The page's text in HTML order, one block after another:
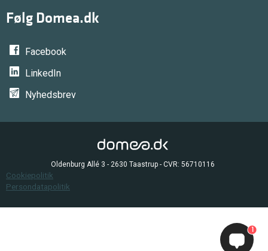
Følg Domea.dk
Facebook
LinkedIn
Nyhedsbrev
Oldenburg Allé 3 - 2630 Taastrup - CVR: 56710116
Cookiepolitik
Persondatapolitik
1